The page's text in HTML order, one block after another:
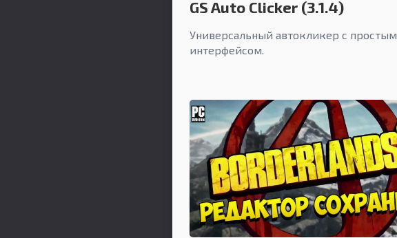
GS Auto Clicker (3.1.4)
Универсальный автокликер с простым
интерфейсом.